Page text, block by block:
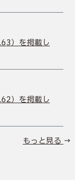
）を掲載し
）を掲載し
もっと見る →